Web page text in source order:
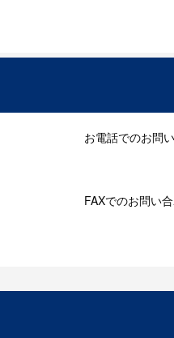
お電話でのお問
FAXでのお問い